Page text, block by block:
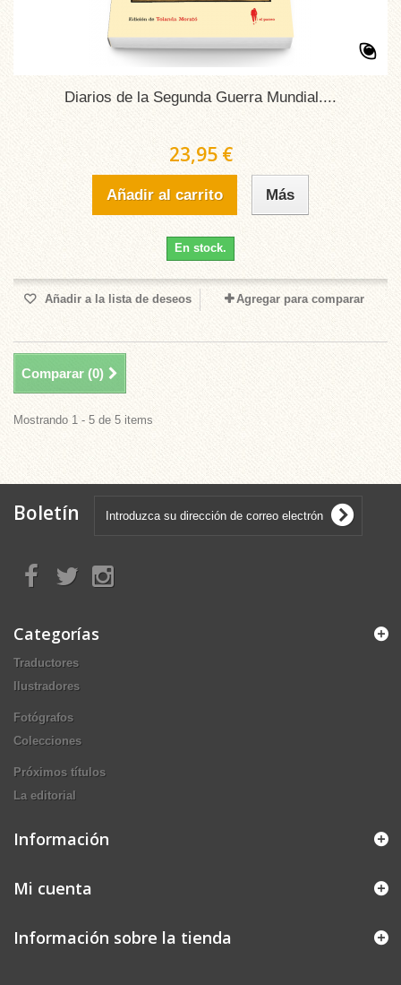
Diarios de la Segunda Guerra Mundial....
23,95 €
Añadir al carrito Más
En stock.
Añadir a la lista de deseos Agregar para comparar
Comparar (0)
Mostrando 1 - 5 de 5 items
Boletín
Categorías
Traductores
Ilustradores
Fotógrafos
Colecciones
Próximos títulos
La editorial
Información
Mi cuenta
Información sobre la tienda